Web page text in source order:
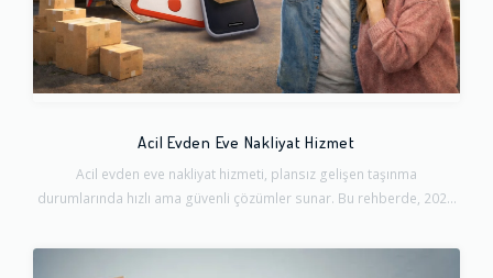
Acil Evden Eve Nakliyat Hizmet
Acil evden eve nakliyat hizmeti, plansız gelişen taşınma
durumlarında hızlı ama güvenli çözümler sunar. Bu rehberde, 202...